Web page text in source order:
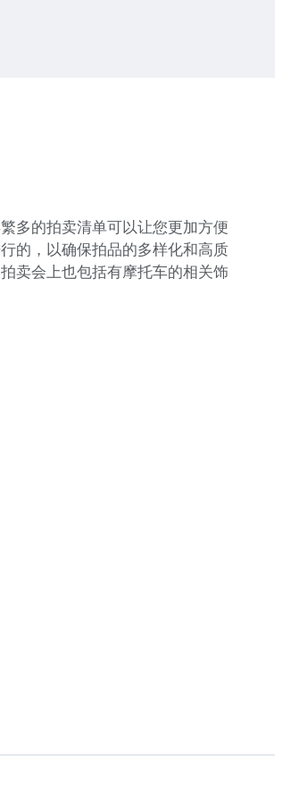
多的拍卖清单可以让您更加方便
的，以确保拍品的多样化和高质
卖会上也包括有摩托车的相关饰